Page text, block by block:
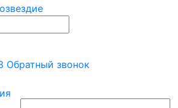
Обратный звонок